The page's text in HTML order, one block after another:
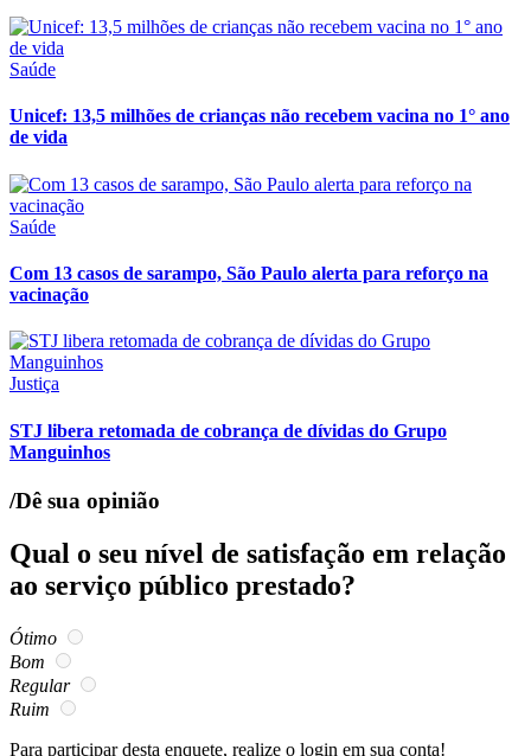
Saúde
Unicef: 13,5 milhões de crianças não recebem vacina no 1° ano
de vida
Saúde
Com 13 casos de sarampo, São Paulo alerta para reforço na
vacinação
Justiça
STJ libera retomada de cobrança de dívidas do Grupo
Manguinhos
/Dê sua opinião
Qual o seu nível de satisfação em relação
ao serviço público prestado?
Ótimo
Bom
Regular
Ruim
Para participar desta enquete, realize o login em sua conta!